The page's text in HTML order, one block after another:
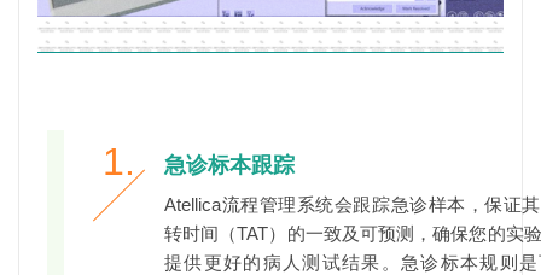
1. 急诊标本跟踪
Atellica流程管理系统会跟踪急诊样本，保证
转时间（TAT）的一致及可预测，确保您的实
提供更好的病人测试结果。急诊标本规则